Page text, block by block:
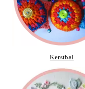
Kerstbal